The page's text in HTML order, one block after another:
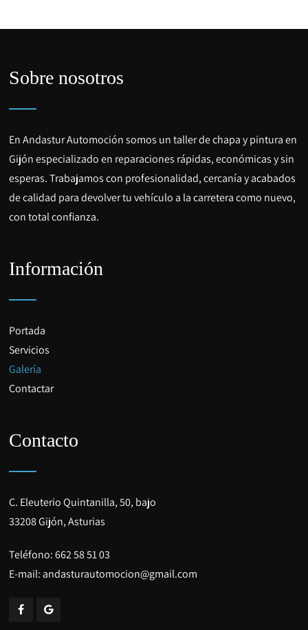
Sobre nosotros
En Andastur Automoción somos un taller de chapa y pintura en
Gijón especializado en reparaciones rápidas, económicas y sin
esperas. Trabajamos con profesionalidad, cercanía y acabados
de calidad para devolver tu vehículo a la carretera como nuevo,
con total confianza.
Información
Portada
Servicios
Galería
Contactar
Contacto
C. Eleuterio Quintanilla, 50, bajo
33208 Gijón, Asturias
Teléfono:662 58 51 03
E-mail: andasturautomocion@gmail.com